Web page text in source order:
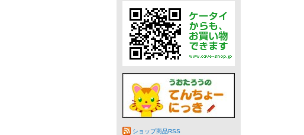
ショップ商品RSS